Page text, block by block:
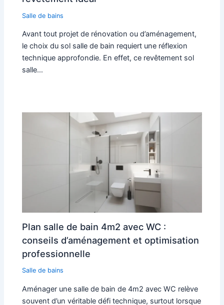
Salle de bains
Avant tout projet de rénovation ou d’aménagement,
le choix du sol salle de bain requiert une réflexion
technique approfondie. En effet, ce revêtement sol
salle…
Plan salle de bain 4m2 avec WC :
conseils d’aménagement et optimisation
professionnelle
Salle de bains
Aménager une salle de bain de 4m2 avec WC relève
souvent d’un véritable défi technique, surtout lorsque